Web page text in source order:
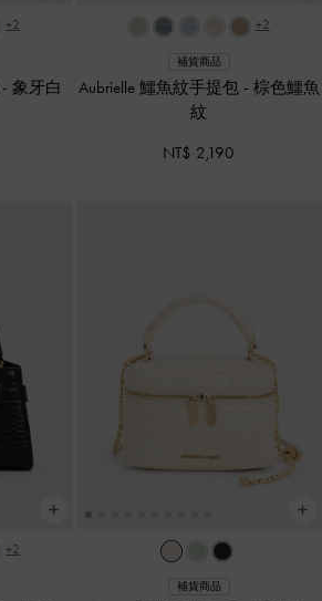
+2
- 象牙白
+2
補貨商品
Aubrielle 鱷魚紋手提包 - 棕色鱷魚
紋
NT$ 2,190
+2
補貨商品